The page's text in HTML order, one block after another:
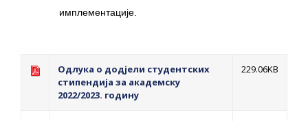
имплементације.
Одлука о додјели студентских
стипендија за академску
2022/2023. годину
229.06KB